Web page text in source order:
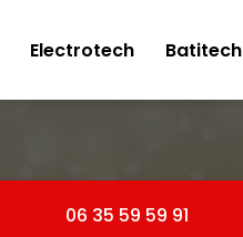
Electrotech Batitech
06 35 59 59 91